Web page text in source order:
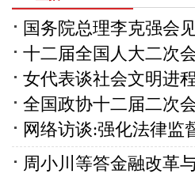
国务院总理李克强会
十二届全国人大二次
女代表谈社会文明进
全国政协十二届二次
网络访谈:强化法律监
周小川等答金融改革